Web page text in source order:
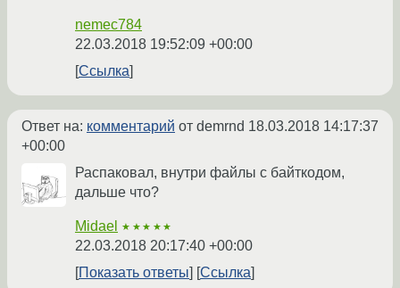
nemec784
22.03.2018 19:52:09 +00:00
Ссылка
Ответ на: комментарий от demrnd 18.03.2018 14:17:37
+00:00
Распаковал, внутри файлы с байткодом,
дальше что?
Midael ★★★★★
22.03.2018 20:17:40 +00:00
Показать ответы
Ссылка